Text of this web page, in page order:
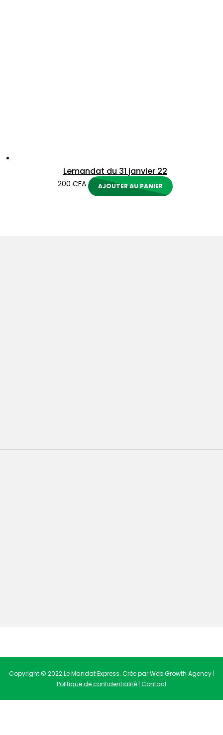
Lemandat du 31 janvier 22
200 CFA AJOUTER AU PANIER
Copyright © 2022 Le Mandat Express. Crée par Web Growth Agency |
Politique de confidentialité| Contact